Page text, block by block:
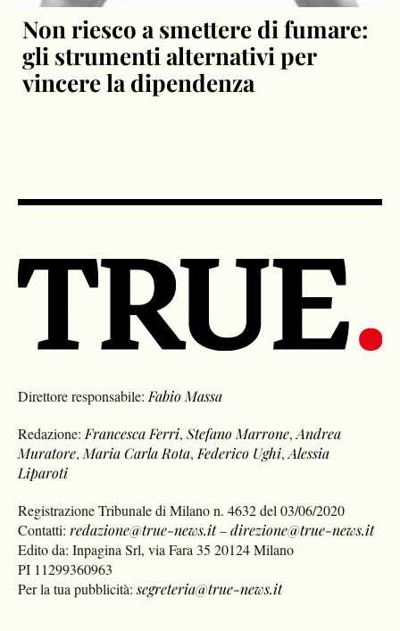
Non riesco a smettere di fumare:
gli strumenti alternativi per
vincere la dipendenza
Direttore responsabile: Fabio Massa
Redazione: Francesca Ferri,Stefano Marrone,Andrea
Muratore, Maria Carla Rota, Federico Ughi,Alessia
Liparoti
Registrazione Tribunale di Milano n. 4632 del 03/06/2020
Contatti:redazione@true-news.it–direzione@true-news.it
Edito da: Inpagina Srl, via Fara 35 20124 Milano
PI 11299360963
Per la tua pubblicità:segreteria@true-news.it